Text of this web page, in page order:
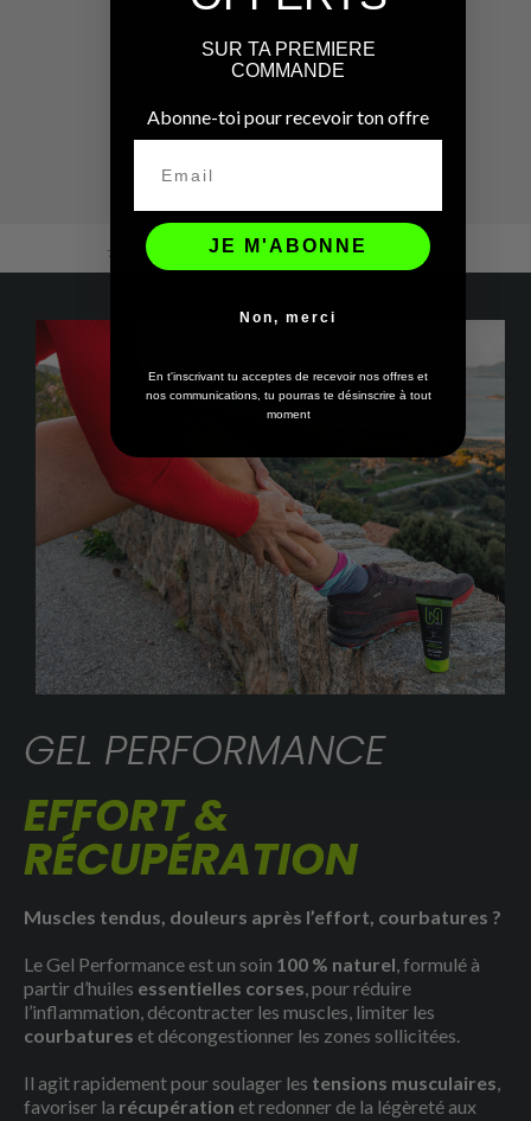
Patrick
# DEVENEZ IMMORTELS
GEL PERFORMANCE
EFFORT &
RÉCUPÉRATION
Muscles tendus, douleurs après l’effort, courbatures ?
Le Gel Performance est un soin 100 % naturel, formulé à
partir d’huiles essentielles corses, pour réduire
l’inflammation, décontracter les muscles, limiter les
courbatures et décongestionner les zones sollicitées.
Il agit rapidement pour soulager les tensions musculaires,
favoriser la récupération et redonner de la légèreté aux
SUR TA PREMIERE
COMMANDE
Abonne-toi pour recevoir ton offre
JE M'ABONNE
Non, merci
En t'inscrivant tu acceptes de recevoir nos offres et
nos communications, tu pourras te désinscrire à tout
moment